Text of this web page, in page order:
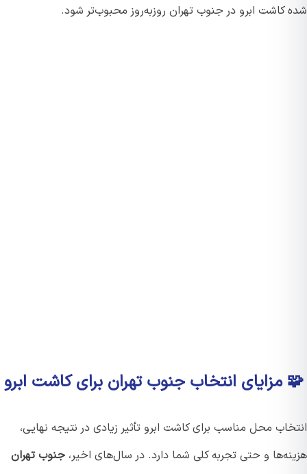
کاشت ابرو در جنوب تهران روزبه‌روز محبوب‌تر شود.
مزایای انتخاب جنوب تهران برای کاشت ابرو
محل مناسب برای کاشت ابرو تأثیر زیادی در نتیجه نهایی،
و حتی تجربه کلی شما دارد. در سال‌های اخیر،جنوب تهران